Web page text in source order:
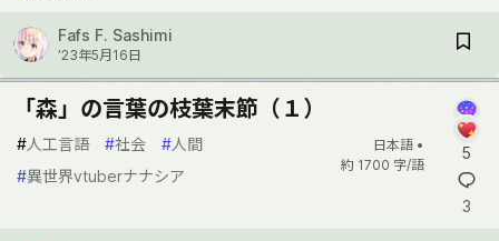
Fafs F. Sashimi
’23年5月16日
「森」の言葉の枝葉末節（１）
#人工言語 #社会 #人間
#異世界vtuberナナシア
日本語 •
約 1700 字/語
5
3